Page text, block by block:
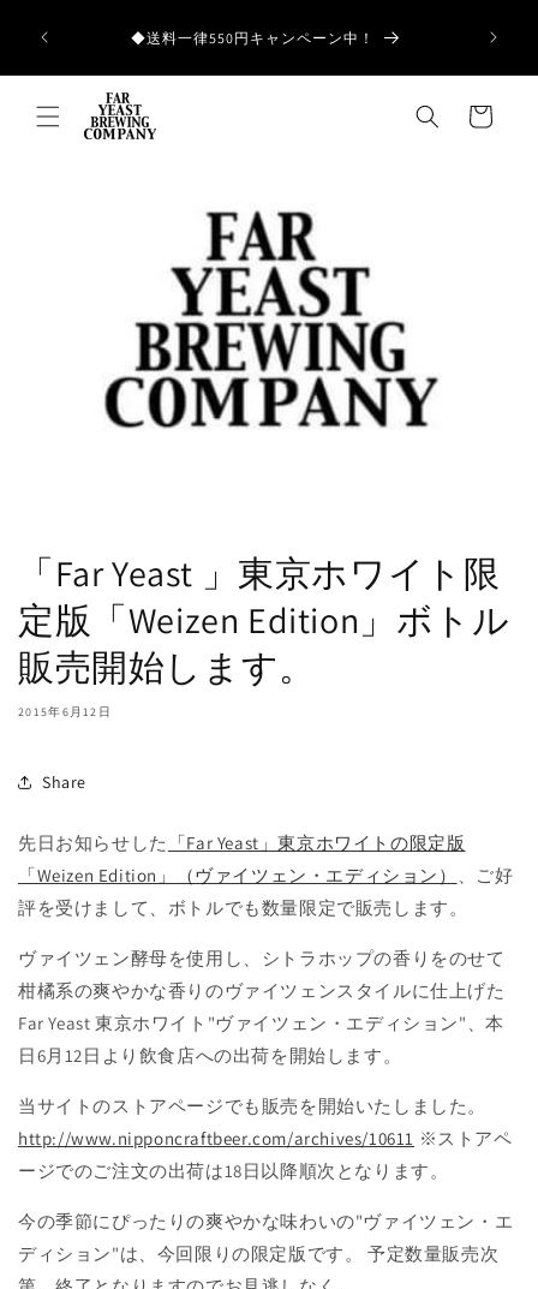
ンツに
進む
◆送料一律550円キャンペーン中！ 和歌山
ー
「Far Yeast 」東京ホワイト限
定版「Weizen Edition」ボトル
販売開始します。
2015年6月12日
Share
先日お知らせした
「Far Yeast」東京ホワイトの限定版
「Weizen Edition」（ヴァイツェン・エディション）
、ご好
評を受けまして、ボトルでも数量限定で販売します。
ヴァイツェン酵母を使用し、シトラホップの香りをのせて
柑橘系の爽やかな香りのヴァイツェンスタイルに仕上げた
Far Yeast 東京ホワイト"ヴァイツェン・エディション"、本
日6月12日より飲食店への出荷を開始します。
当サイトのストアページでも販売を開始いたしました。
http://www.nipponcraftbeer.com/archives/10611 ※ストアペ
ージでのご注文の出荷は18日以降順次となります。
今の季節にぴったりの爽やかな味わいの"ヴァイツェン・エ
ディション"は、今回限りの限定版です。 予定数量販売次